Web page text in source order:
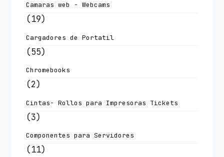
Camaras web - Webcams
(19)
Cargadores de Portatil
(55)
Chromebooks
(2)
Cintas- Rollos para Impresoras Tickets
(3)
Componentes para Servidores
(11)